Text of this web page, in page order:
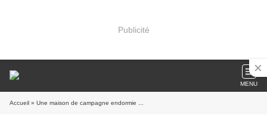
Publicité
MENU
Accueil » Une maison de campagne endormie ...